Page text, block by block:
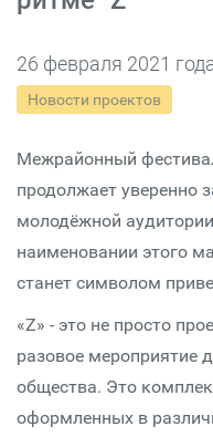
26 февраля 2021
Новости проектов
Межрайонный
продолжает уверенно
молодёжной
наименовании этого
станет символом
«Z» - это не просто
разовое мероприятие
общества. Это
оформленных в